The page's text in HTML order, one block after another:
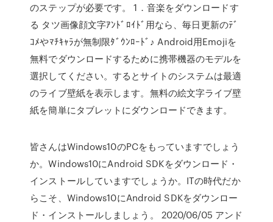
のステップが必要です。 1．音楽をダウンロードす
る タツ画像顔文字ｱﾝﾄﾞﾛｲﾄﾞ用なら、毎日更新のﾃﾞ
ｺﾒやﾏﾁｷｬﾗが無制限ﾀﾞｳﾝﾛｰﾄﾞ♪ Android用Emojiを
無料でダウンロードするために携帯機器のモデルを
選択してください。するとサイトのシステムは最適
のライブ壁紙を表示します。無料の絵文字ライブ壁
紙を簡単にタブレットにダウンロードできます。
皆さんはWindows10のPCをもっていますでしょう
か。Windows10にAndroid SDKをダウンロード・
インストールしていますでしょうか。ITの時代だか
らこそ、Windows10にAndroid SDKをダウンロー
ド・インストールしましょう。 2020/06/05 アンド